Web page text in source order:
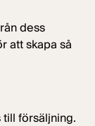
dess
att skapa så
försäljning.